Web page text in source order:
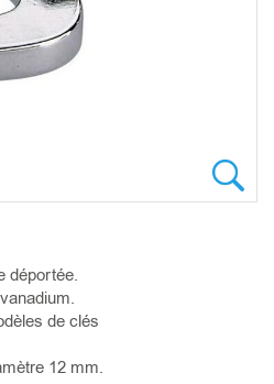
déportée.
de clés
12 mm.